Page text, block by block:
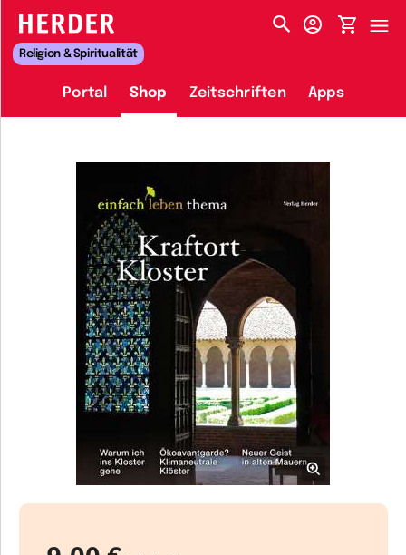
HERDER-MENÜ
Religion & Spiritualität
Portal Shop Zeitschriften Apps